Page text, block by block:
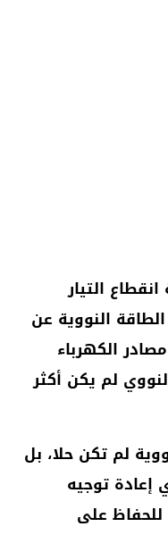
التيار
النووية عن
الكهرباء
لم يكن أكثر
لم تكن حلا، بل
إعادة توجيه
للحفاظ على